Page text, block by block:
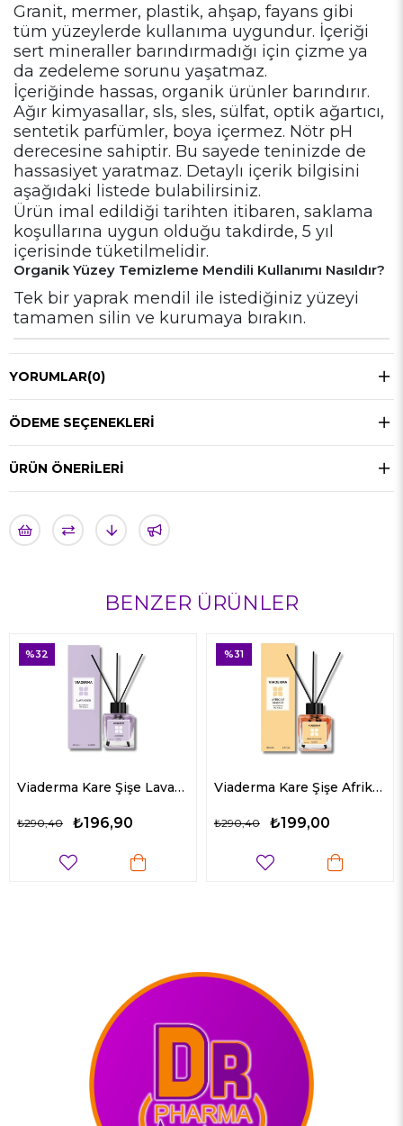
Granit, mermer, plastik, ahşap, fayans gibi
tüm yüzeylerde kullanıma uygundur. İçeriği
sert mineraller barındırmadığı için çizme ya
da zedeleme sorunu yaşatmaz.
İçeriğinde hassas, organik ürünler barındırır.
Ağır kimyasallar, sls, sles, sülfat, optik ağartıcı,
sentetik parfümler, boya içermez. Nötr pH
derecesine sahiptir. Bu sayede teninizde de
hassasiyet yaratmaz. Detaylı içerik bilgisini
aşağıdaki listede bulabilirsiniz.
Ürün imal edildiği tarihten itibaren, saklama
koşullarına uygun olduğu takdirde, 5 yıl
içerisinde tüketilmelidir.
Organik Yüzey Temizleme Mendili Kullanımı Nasıldır?
Tek bir yaprak mendil ile istediğiniz yüzeyi
tamamen silin ve kurumaya bırakın.
YORUMLAR(0)
ÖDEME SEÇENEKLERI
ÜRÜN ÖNERILERI
BENZER ÜRÜNLER
Viaderma Kare Şişe Lavanta Esanslı Bambu Çubuklu Oda Kokusu 100 ml Viaderma Kare Şişe Afrika Mango Bambu Çubuklu Oda Kokusu 100 ML
₺199,00
₺290,40
%31
₺329,00
₺549,00
%40